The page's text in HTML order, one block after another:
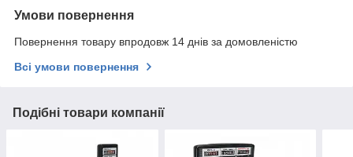
Умови повернення
Повернення товару впродовж 14 днів за домовленістю
Всі умови повернення
Подібні товари компанії